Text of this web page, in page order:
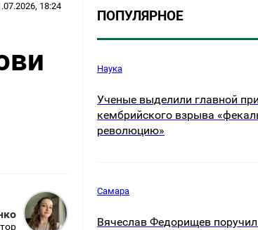
18:24
ПОПУЛЯРНОЕ
Наука
Ученые выделили главной
кембрийского взрыва
революцию»
Самара
Вячеслав Федорищев поручил